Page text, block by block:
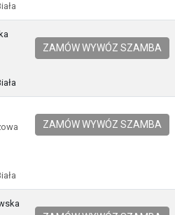
ZAMÓW WYWÓZ SZAMBA
ZAMÓW WYWÓZ SZAMBA